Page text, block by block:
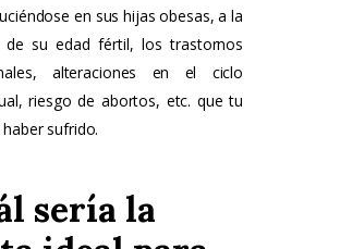
en sus hijas obesas, a la
de su edad fértil, los trastornos
alteraciones en el ciclo
riesgo de abortos, etc. que tu
sufrido.
sería la